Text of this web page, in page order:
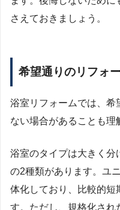
さえておきましょう。
希望通りのリフォ
浴室リフォームでは、希
ない場合があることも理
浴室のタイプは大きく分
の2種類があります。ユ
体化しており、比較的短
す。ただし、規格化され